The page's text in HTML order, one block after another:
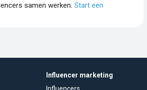
samen werken. Start een
Influencer marketing
Influencers